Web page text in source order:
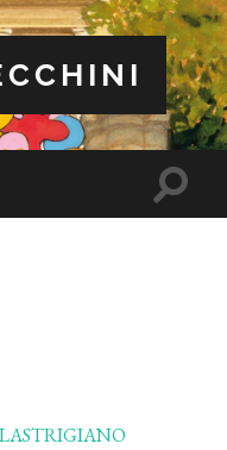
Attiva/
LASTRIGIANO